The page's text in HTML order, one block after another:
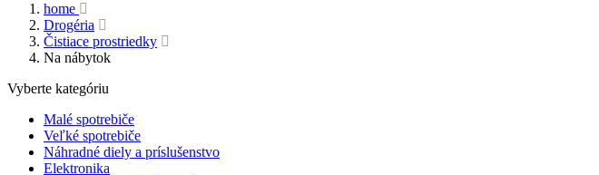
home
Drogéria
Čistiace prostriedky
Na nábytok
Vyberte kategóriu
Malé spotrebiče
Veľké spotrebiče
Náhradné diely a príslušenstvo
Elektronika